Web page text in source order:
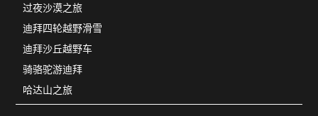
过夜沙漠之旅
迪拜四轮越野滑雪
迪拜沙丘越野车
骑骆驼游迪拜
哈达山之旅